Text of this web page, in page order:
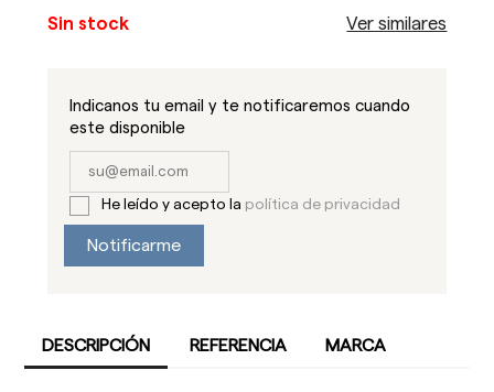
Sin stock Ver similares
Indicanos tu email y te notificaremos cuando
este disponible
He leído y acepto la política de privacidad
Notificarme
DESCRIPCIÓN REFERENCIA MARCA